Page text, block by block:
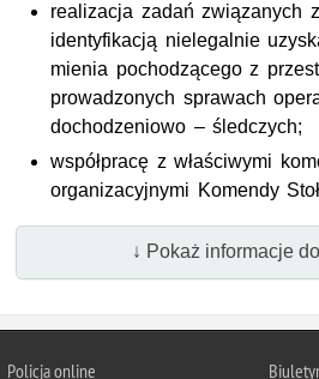
realizacja zadań związanych
identyfikacją nielegalnie
mienia pochodzącego z
prowadzonych sprawach
dochodzeniowo – śledczych;
współpracę z właściwymi
organizacyjnymi Komendy
↓ Pokaż informacje
Policja online